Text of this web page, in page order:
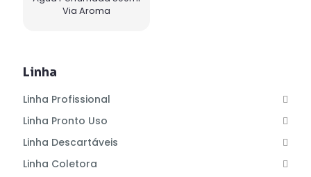
Via Aroma
Linha
Linha Profissional
Linha Pronto Uso
Linha Descartáveis
Linha Coletora